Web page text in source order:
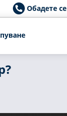
Обадете се